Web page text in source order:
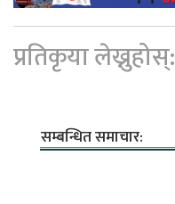
प्रतिकृया लेख्नुहोस्:
सम्बन्धित समाचार: